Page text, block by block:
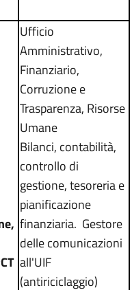
Ufficio
Amministrativo,
Finanziario,
Corruzione e
Trasparenza, Risorse
Umane
Bilanci, contabilità,
controllo di
gestione, tesoreria e
pianificazione
finanziaria. Gestore
delle comunicazioni
all'UIF
(antiriciclaggio)